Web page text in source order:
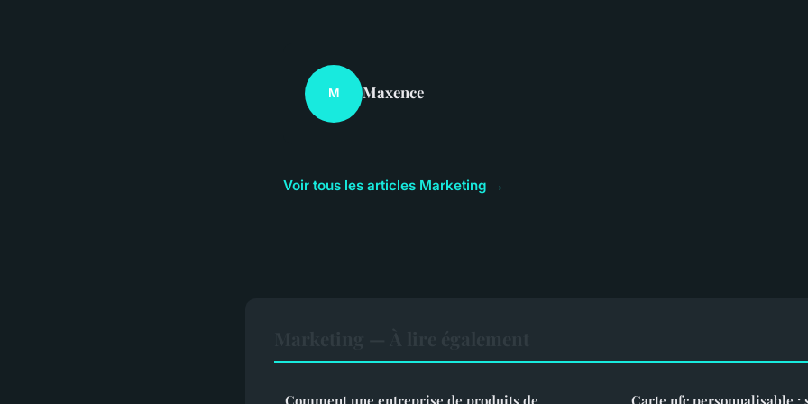
M Maxence
Voir tous les articles Marketing →
Comment une entreprise de produits de Carte nfc personnalisable :